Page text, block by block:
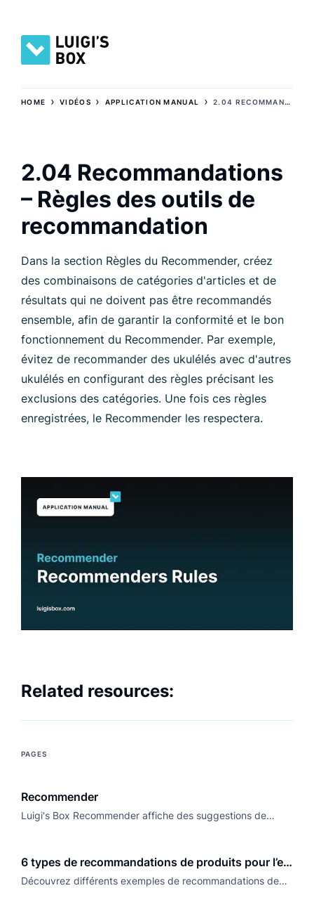
HOME ›VIDÉOS › APPLICATION MANUAL ›2.04 RECOMMANDATIONS – RÈGLES DES OUTILS DE RECOMMANDATION
2.04 Recommandations
– Règles des outils de
recommandation
Dans la section Règles du Recommender, créez
des combinaisons de catégories d'articles et de
résultats qui ne doivent pas être recommandés
ensemble, afin de garantir la conformité et le bon
fonctionnement du Recommender. Par exemple,
évitez de recommander des ukulélés avec d'autres
ukulélés en configurant des règles précisant les
exclusions des catégories. Une fois ces règles
enregistrées, le Recommender les respectera.
Related resources:
PAGES
Recommender
Luigi's Box Recommender affiche des suggestions de
6 types de recommandations de produits pour l’e-
commerce
Découvrez différents exemples de recommandations de